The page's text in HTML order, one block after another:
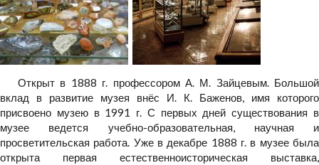
Открыт в 1888 г. профессором А. М. Зайцевым. Большой
вклад в развитие музея внёс И. К. Баженов, имя которого
присвоено музею в 1991 г. С первых дней существования в
музее ведется учебно-образовательная, научная и
просветительская работа. Уже в декабре 1888 г. в музее была
открыта первая естественноисторическая выставка,